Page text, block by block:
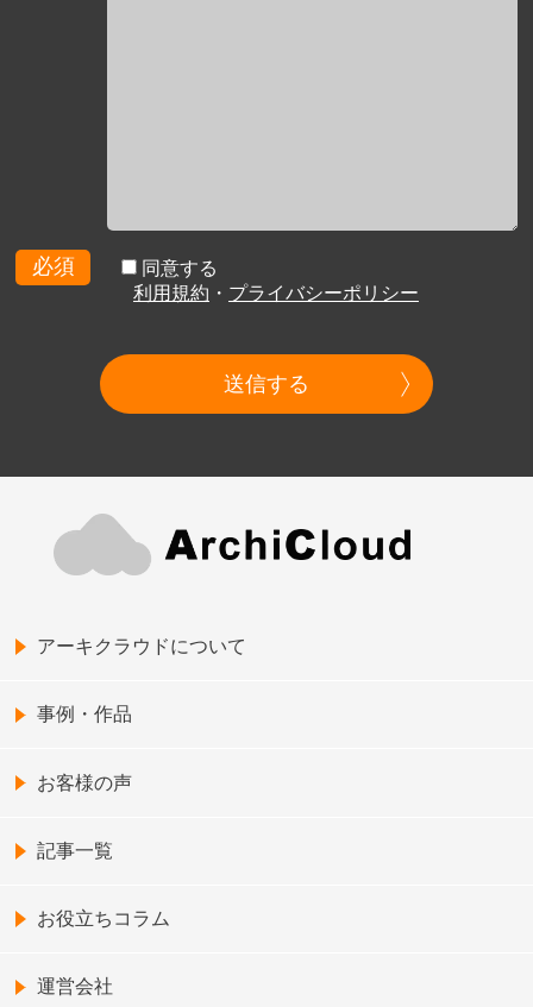
必須
同意する
利用規約 ・ プライバシーポリシー
送信する
アーキクラウドについて
事例・作品
お客様の声
記事一覧
お役立ちコラム
運営会社